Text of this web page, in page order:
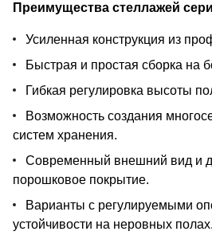
Преимущества стеллажей
Усиленная конструкция из
Быстрая и простая сборка на
Гибкая регулировка высоты
Возможность создания
систем хранения.
Современный внешний вид и
порошковое покрытие.
Варианты с регулируемыми
устойчивости на неровных полах.